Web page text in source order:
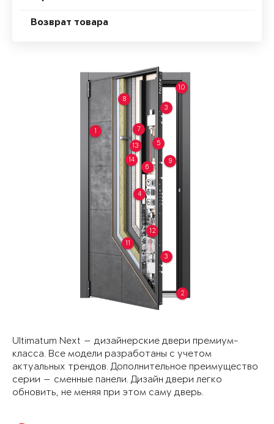
Возврат товара
1
2
3
3
4
5
6
7
8
9
10
11
12
13
14
Ultimatum Next — дизайнерские двери премиум-
класса. Все модели разработаны с учетом
актуальных трендов. Дополнительное преимущество
серии — сменные панели. Дизайн двери легко
обновить, не меняя при этом саму дверь.